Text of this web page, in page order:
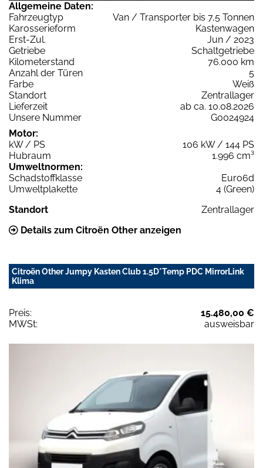
Allgemeine Daten:
Fahrzeugtyp
Van / Transporter bis 7,5 Tonnen
Karosserieform
Kastenwagen
Erst-Zul.
Jun / 2023
Getriebe
Schaltgetriebe
Kilometerstand
76.000 km
Anzahl der Türen
5
Farbe
Weiß
Standort
Zentrallager
Lieferzeit
ab ca. 10.08.2026
Unsere Nummer
G0024924
Motor:
kW / PS
106 kW / 144 PS
Hubraum
1.996 cm³
Umweltnormen:
Schadstoffklasse
Euro6d
Umweltplakette
4 (Green)
Standort
Zentrallager
Details zum Citroën Other anzeigen
Citroën Other Jumpy Kasten Club 1.5D*Temp PDC MirrorLink
Klima
Preis:
15.480,00 €
MWSt:
ausweisbar